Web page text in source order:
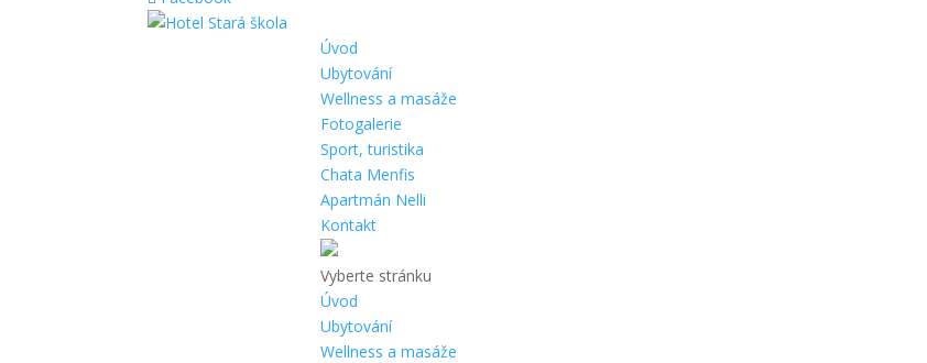
Úvod
Ubytování
Wellness a masáže
Fotogalerie
Sport, turistika
Chata Menfis
Apartmán Nelli
Kontakt
Vyberte stránku
Úvod
Ubytování
Wellness a masáže